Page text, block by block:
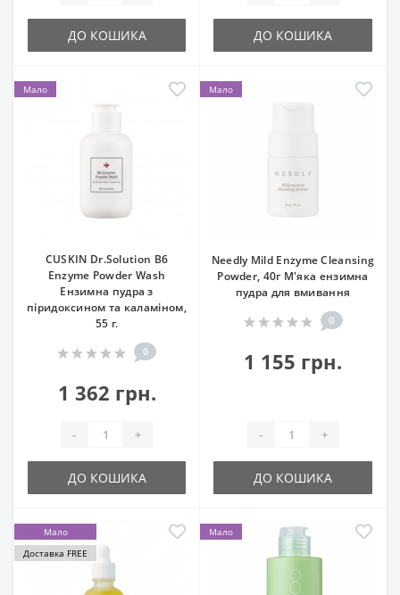
ДО КОШИКА ДО КОШИКА
Мало
CUSKIN Dr.Solution B6
Enzyme Powder Wash
Ензимна пудра з
піридоксином та каламіном,
55 г.
0
1 362 грн.
- +
ДО КОШИКА
Мало
Needly Mild Enzyme Cleansing
Powder, 40г М'яка ензимна
пудра для вмивання
0
1 155 грн.
- +
ДО КОШИКА
Мало
Доставка FREE
Мало